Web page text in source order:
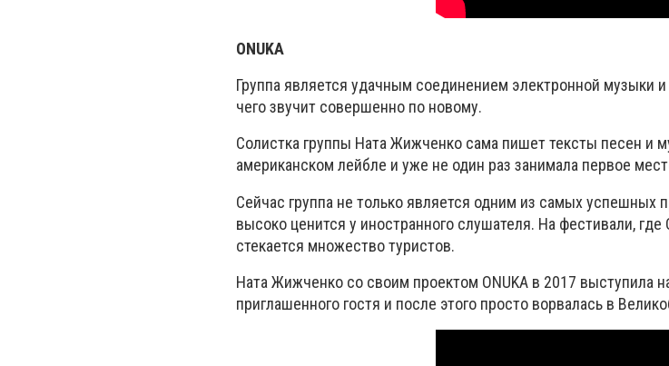
ONUKA
Группа является удачным соединением электронной музыки
чего звучит совершенно по новому.
Солистка группы Ната Жижченко сама пишет тексты песен и
американском лейбле и уже не один раз занимала первое
Сейчас группа не только является одним из самых успешных
высоко ценится у иностранного слушателя. На фестивали, где
стекается множество туристов.
Ната Жижченко со своим проектом ONUKA в 2017 выступила
приглашенного гостя и после этого просто ворвалась в